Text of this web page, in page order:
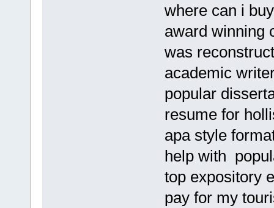
where can i
award winning
was
academic
popular
resume for
apa style
help with
top expository
pay for my